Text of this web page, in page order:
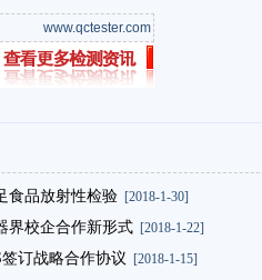
www.qctester.com
食品放射性检验[2018-1-30]
界校企合作新形式[2018-1-22]
订战略合作协议 [2018-1-15]